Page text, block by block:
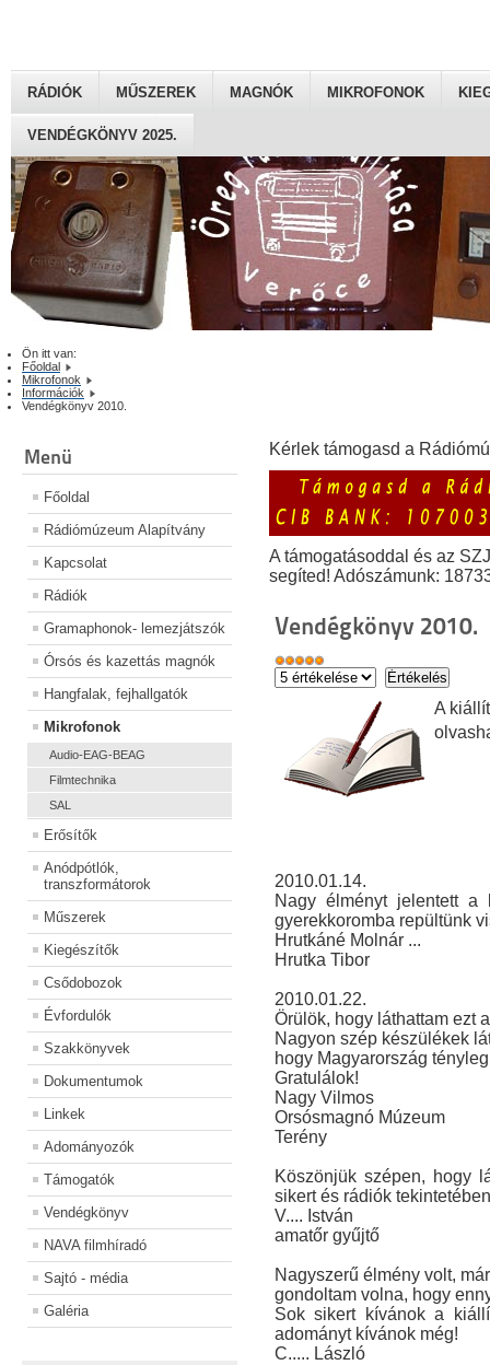
RÁDIÓK MŰSZEREK MAGNÓK MIKROFONOK
VENDÉGKÖNYV 2025.
Ön itt van:
Főoldal
Mikrofonok
Információk
Vendégkönyv 2010.
Menü
Főoldal
Rádiómúzeum Alapítvány
Kapcsolat
Rádiók
Gramaphonok- lemezjátszók
Órsós és kazettás magnók
Hangfalak, fejhallgatók
Mikrofonok
Audio-EAG-BEAG
Filmtechnika
SAL
Erősítők
Anódpótlók,
transzformátorok
Műszerek
Kiegészítők
Csődobozok
Évfordulók
Szakkönyvek
Dokumentumok
Linkek
Adományozók
Támogatók
Vendégkönyv
NAVA filmhíradó
Sajtó - média
Galéria
Kérlek támogasd a
A támogatásoddal és az
segíted! Adószámunk:
Vendégkönyv 2010.
A
2010.01.14.
Nagy élményt jelentett a
gyerekkoromba repültünk
Hrutkáné Molnár ...
Hrutka Tibor
2010.01.22.
Örülök, hogy láthattam ezt
Nagyon szép készülékek
hogy Magyarország
Gratulálok!
Nagy Vilmos
Orsósmagnó Múzeum
Terény
Köszönjük szépen, hogy
sikert és rádiók
V.... István
amatőr gyűjtő
Nagyszerű élmény volt,
gondoltam volna, hogy
Sok sikert kívánok a
adományt kívánok még!
C..... László